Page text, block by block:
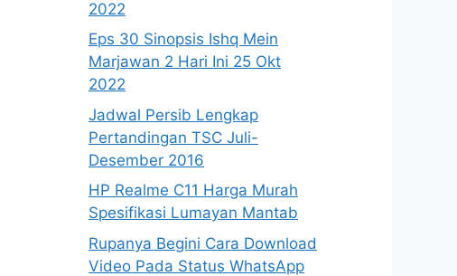
2022
Eps 30 Sinopsis Ishq Mein
Marjawan 2 Hari Ini 25 Okt
2022
Jadwal Persib Lengkap
Pertandingan TSC Juli-
Desember 2016
HP Realme C11 Harga Murah
Spesifikasi Lumayan Mantab
Rupanya Begini Cara Download
Video Pada Status WhatsApp